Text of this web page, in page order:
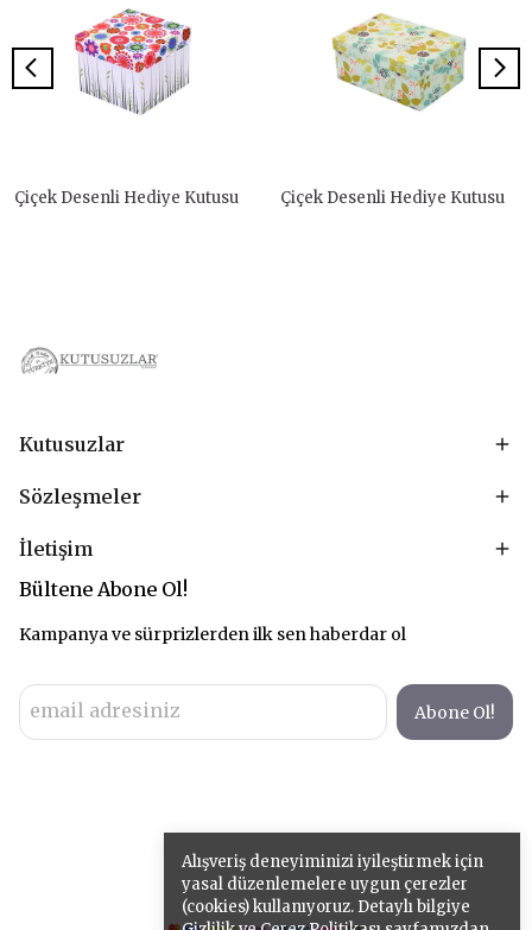
Alışveriş deneyiminizi iyileştirmek için
yasal düzenlemelere uygun çerezler
(cookies) kullanıyoruz. Detaylı bilgiye
Çiçek Desenli Hediye Kutusu Çiçek Desenli Hediye Kutusu
Kutusuzlar
Sözleşmeler
İletişim
Bültene Abone Ol!
Kampanya ve sürprizlerden ilk sen haberdar ol
Abone Ol!